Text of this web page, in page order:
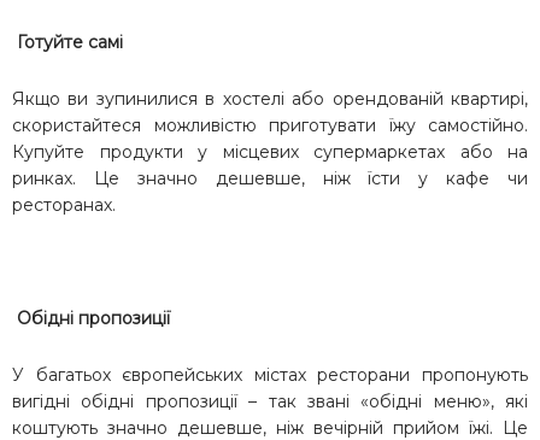
Готуйте самі
Якщо ви зупинилися в хостелі або орендованій квартирі,
скористайтеся можливістю приготувати їжу самостійно.
Купуйте продукти у місцевих супермаркетах або на
ринках. Це значно дешевше, ніж їсти у кафе чи
ресторанах.
Обідні пропозиції
У багатьох європейських містах ресторани пропонують
вигідні обідні пропозиції – так звані «обідні меню», які
коштують значно дешевше, ніж вечірній прийом їжі. Це